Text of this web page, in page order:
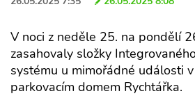
V noci z neděle 25. na pondělí
zasahovaly složky
systému u mimořádné události
parkovacím domem Rychtářka.